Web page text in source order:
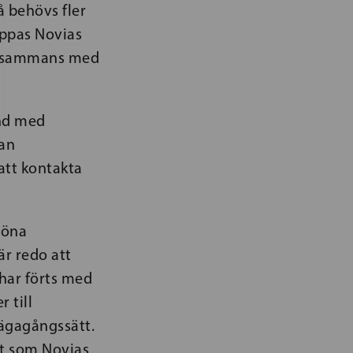
behövs fler
Novias
med
med
kontakta
redo att
förts med
till
som Novias